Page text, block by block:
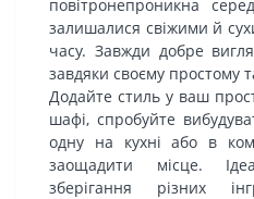
повітронепроникна
залишалися свіжими й
часу. Завжди добре
завдяки своєму простому
Додайте стиль у ваш
шафі, спробуйте
одну на кухні або в
заощадити місце.
зберігання різних